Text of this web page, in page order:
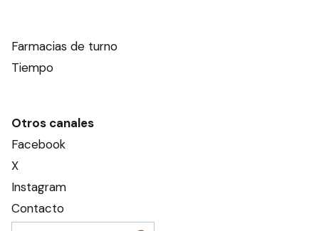
Farmacias de turno
Tiempo
Otros canales
Facebook
X
Instagram
Contacto